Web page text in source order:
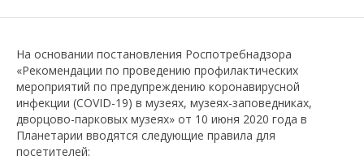
На основании постановления Роспотребнадзора
«Рекомендации по проведению профилактических
мероприятий по предупреждению коронавирусной
инфекции (COVID-19) в музеях, музеях-заповедниках,
дворцово-парковых музеях» от 10 июня 2020 года в
Планетарии вводятся следующие правила для
посетителей: